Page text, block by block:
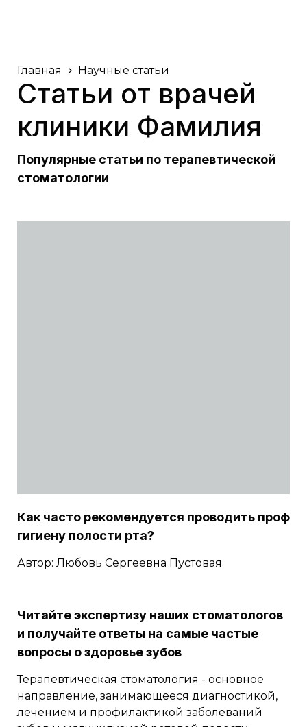
Главная Научные статьи
Cтатьи от врачей
клиники Фамилия
Популярные статьи по терапевтической
стоматологии
Как часто рекомендуется проводить проф
гигиену полости рта?
Автор: Любовь Сергеевна Пустовая
Читайте экспертизу наших стоматологов
и получайте ответы на самые частые
вопросы о здоровье зубов
Терапевтическая стоматология - основное
направление, занимающееся диагностикой,
лечением и профилактикой заболеваний